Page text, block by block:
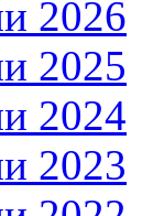
2026
2025
2024
2023